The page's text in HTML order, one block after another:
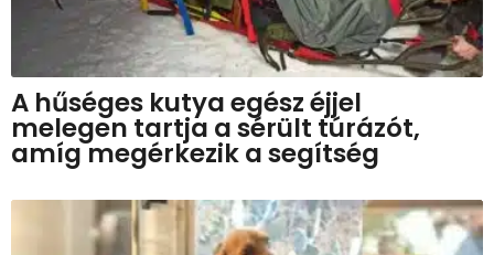
A hűséges kutya egész éjjel
melegen tartja a sérült túrázót,
amíg megérkezik a segítség